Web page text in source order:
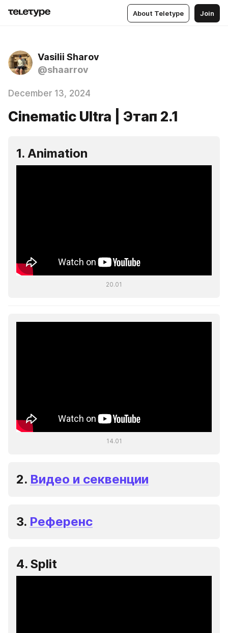
About Teletype Join
Vasilii Sharov
@shaarrov
December 13, 2024
Cinematic Ultra | Этап 2.1
1. Animation
20.01
14.01
2. Видео и секвенции
3. Референс
4. Split